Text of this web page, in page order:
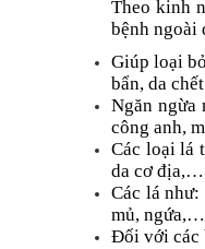
Theo kinh
bệnh ngoài
Giúp loại
bẩn, da
Ngăn ngừa
công anh,
Các loại lá
da cơ địa,…
Các lá
mủ, ngứa,…
Đối với các